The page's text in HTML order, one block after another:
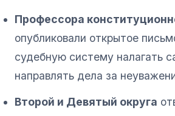
Профессора
опубликовали открытое
судебную систему налагать
направлять дела за
Второй и Девятый округа